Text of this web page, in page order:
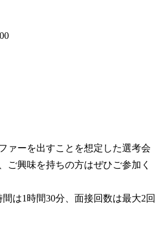
ァーを出すことを想定した選考会
ご興味を持ちの方はぜひご参加く
は1時間30分、面接回数は最大2回